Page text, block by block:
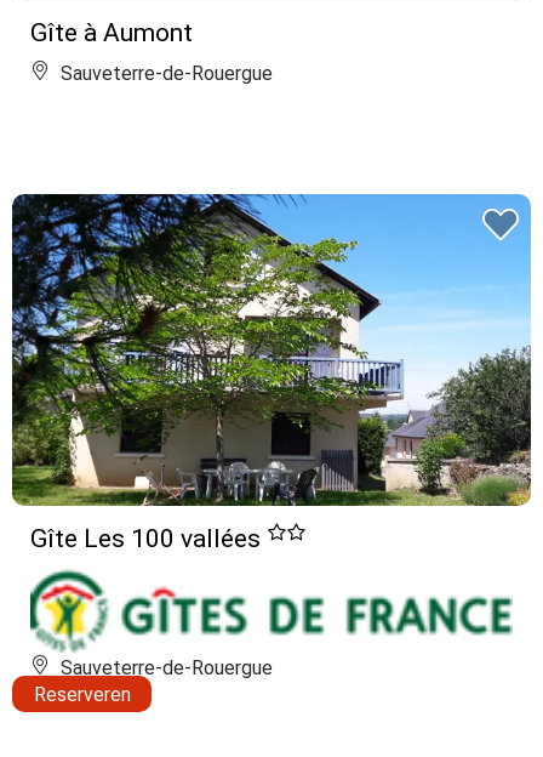
Gîte à Aumont
Sauveterre-de-Rouergue
Gîte Les 100 vallées
Sauveterre-de-Rouergue
Reserveren